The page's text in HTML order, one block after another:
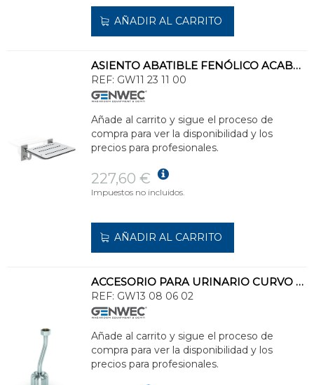
AÑADIR AL CARRITO
ASIENTO ABATIBLE FENÓLICO ACABADO SATINADO
REF: GW11 23 11 00
Añade al carrito y sigue el proceso de
compra para ver la disponibilidad y los
precios para profesionales.
227,60 €
Impuestos no incluidos.
AÑADIR AL CARRITO
ACCESORIO PARA URINARIO CURVO DE 15,5cm
REF: GW13 08 06 02
Añade al carrito y sigue el proceso de
compra para ver la disponibilidad y los
precios para profesionales.